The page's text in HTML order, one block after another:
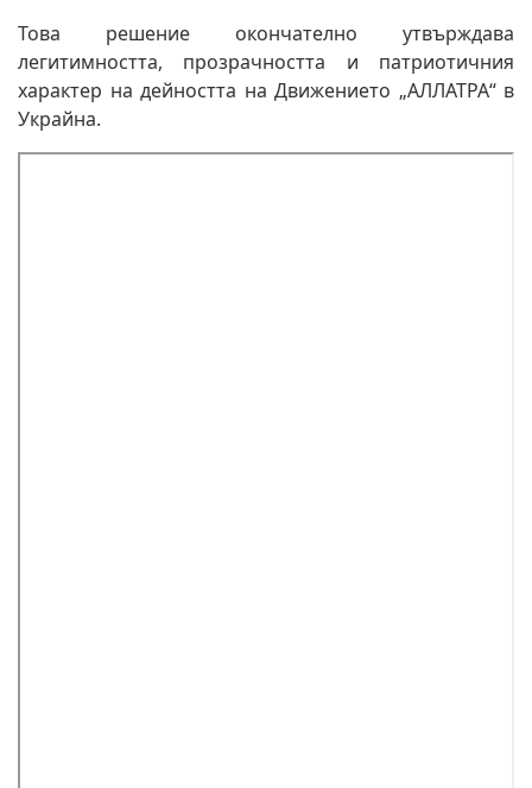
Това решение окончателно утвърждава
легитимността, прозрачността и патриотичния
характер на дейността на Движението „АЛЛАТРА“ в
Украйна.